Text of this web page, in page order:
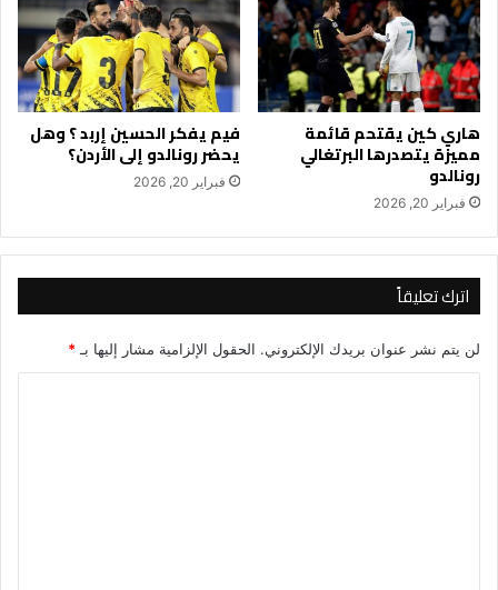
هاري كين يقتحم قائمة
مميزة يتصدرها البرتغالي
رونالدو
فبراير 20, 2026
فيم يفكر الحسين إربد ؟ وهل
يحضر رونالدو إلى الأردن؟
فبراير 20, 2026
اترك تعليقاً
لن يتم نشر عنوان بريدك الإلكتروني. الحقول الإلزامية مشار إليها بـ*